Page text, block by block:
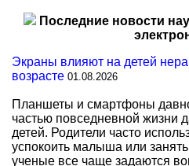
Последние новости
Экраны влияют на детей
возрасте 01.08.2026
Планшеты и смартфоны
частью повседневной жизни
детей. Родители часто
успокоить малыша или
ученые все чаще задаются